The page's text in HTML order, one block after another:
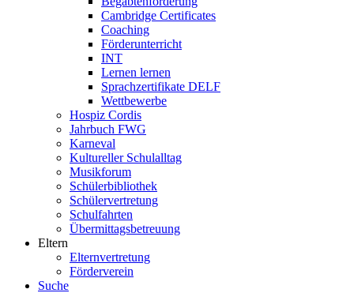
Cambridge Certificates
Coaching
Förderunterricht
INT
Lernen lernen
Sprachzertifikate DELF
Wettbewerbe
Hospiz Cordis
Jahrbuch FWG
Karneval
Kultureller Schulalltag
Musikforum
Schülerbibliothek
Schülervertretung
Schulfahrten
Übermittagsbetreuung
Eltern
Elternvertretung
Förderverein
Suche